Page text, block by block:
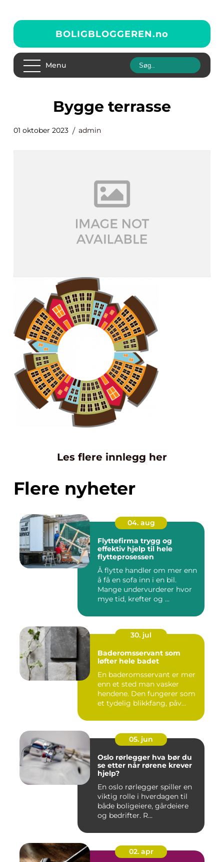
BOLIGBLOGGEREN.no
Menu
bygge terrasse
01 oktober 2023 admin
Les flere innlegg her
Flere nyheter
04. aug
Flyttefirma trygg og
effektiv hjelp til hele
flytteprosessen
Å flytte handler om mer enn
å få en sofa inn i en bil.
Mange undervurderer hvor
mye tid, krefter og ...
30. jul
Baderomsservant som
løfter hele badet
En baderomsservant er mer
enn et sted man vasker
hendene. Den fungerer som
et tydelig blikkfang, påv...
05. jun
Oslo rørlegger hva bør du
se etter når rørene krever
hjelp?
En oslo rørlegger spiller en
viktig rolle i hverdagen til
både boligeiere, gårdeiere
og bedrifter. R...
02. apr